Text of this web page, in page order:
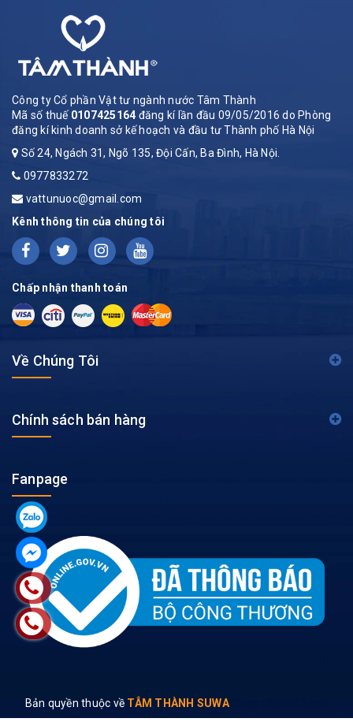
Công ty Cổ phần Vật tư ngành nước Tâm Thành
Mã số thuế 0107425164 đăng kí lần đầu 09/05/2016 do Phòng
đăng kí kinh doanh sở kế hoạch và đầu tư Thành phố Hà Nội
Số 24, Ngách 31, Ngõ 135, Đội Cấn, Ba Đình, Hà Nội.
0977833272
vattunuoc@gmail.com
Kênh thông tin của chúng tôi
Chấp nhận thanh toán
Về Chúng Tôi
Chính sách bán hàng
Fanpage
Bản quyền thuộc về TÂM THÀNH SUWA